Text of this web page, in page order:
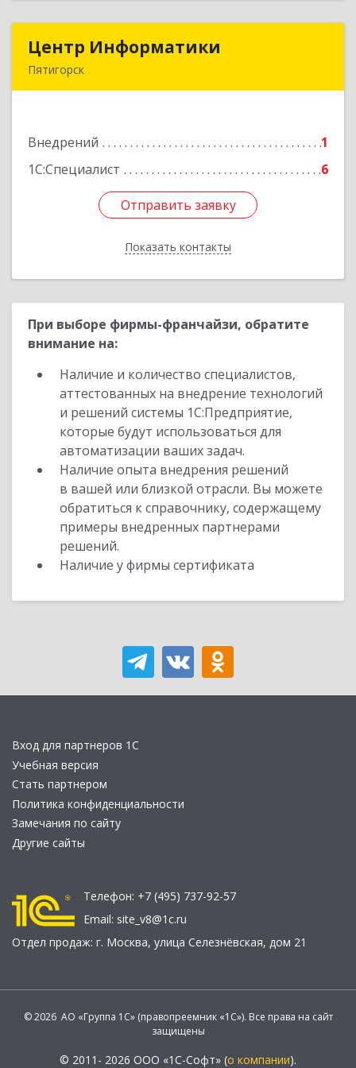
Центр Информатики
Пятигорск
Внедрений
1
1С:Специалист
6
Отправить заявку
Показать контакты
Центр Информатики
Подробнее
Отправить заявку
Назад
При выборе фирмы-франчайзи, обратите
внимание на:
Наличие и количество специалистов,
аттестованных на внедрение технологий
и решений системы 1С:Предприятие,
которые будут использоваться для
автоматизации ваших задач.
Наличие опыта внедрения решений
в вашей или близкой отрасли. Вы можете
обратиться к справочнику, содержащему
примеры внедренных партнерами
решений.
Наличие у фирмы сертификата
Вход для партнеров 1С
Учебная версия
Стать партнером
Политика конфиденциальности
Замечания по сайту
Другие сайты
Телефон: +7 (495) 737-92-57
Email: site_v8@1c.ru
Отдел продаж: г. Москва, улица Селезнёвская, дом 21
© 2026 АО «Группа 1С» (правопреемник «1С»). Все права на сайт
защищены
© 2011- 2026 ООО «1С-Софт» (о компании).